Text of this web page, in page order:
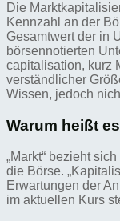
Die
Kennzahl an der
Gesamtwert der in
börsennotierten
capitalisation, kurz
verständlicher
Wissen, jedoch
Warum heißt
„Markt“ bezieht
die Börse.
Erwartungen der
im aktuellen Kurs